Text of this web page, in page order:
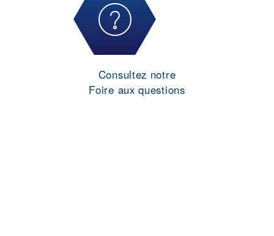
Consultez notre
Foire aux questions